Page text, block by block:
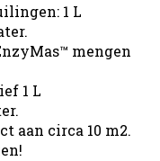
1 L
mengen
1 L
aan circa 10 m2.